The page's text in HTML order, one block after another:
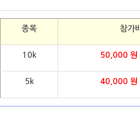
종목 참가
10k 50,000 원
5k 40,000 원